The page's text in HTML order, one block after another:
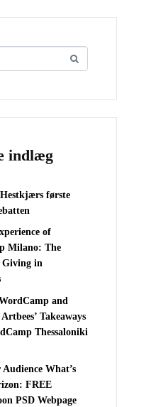
indlæg
første
of
Milano: The
in
and
Takeaways
Thessaloniki
Audience What’s
FREE
PSD Webpage